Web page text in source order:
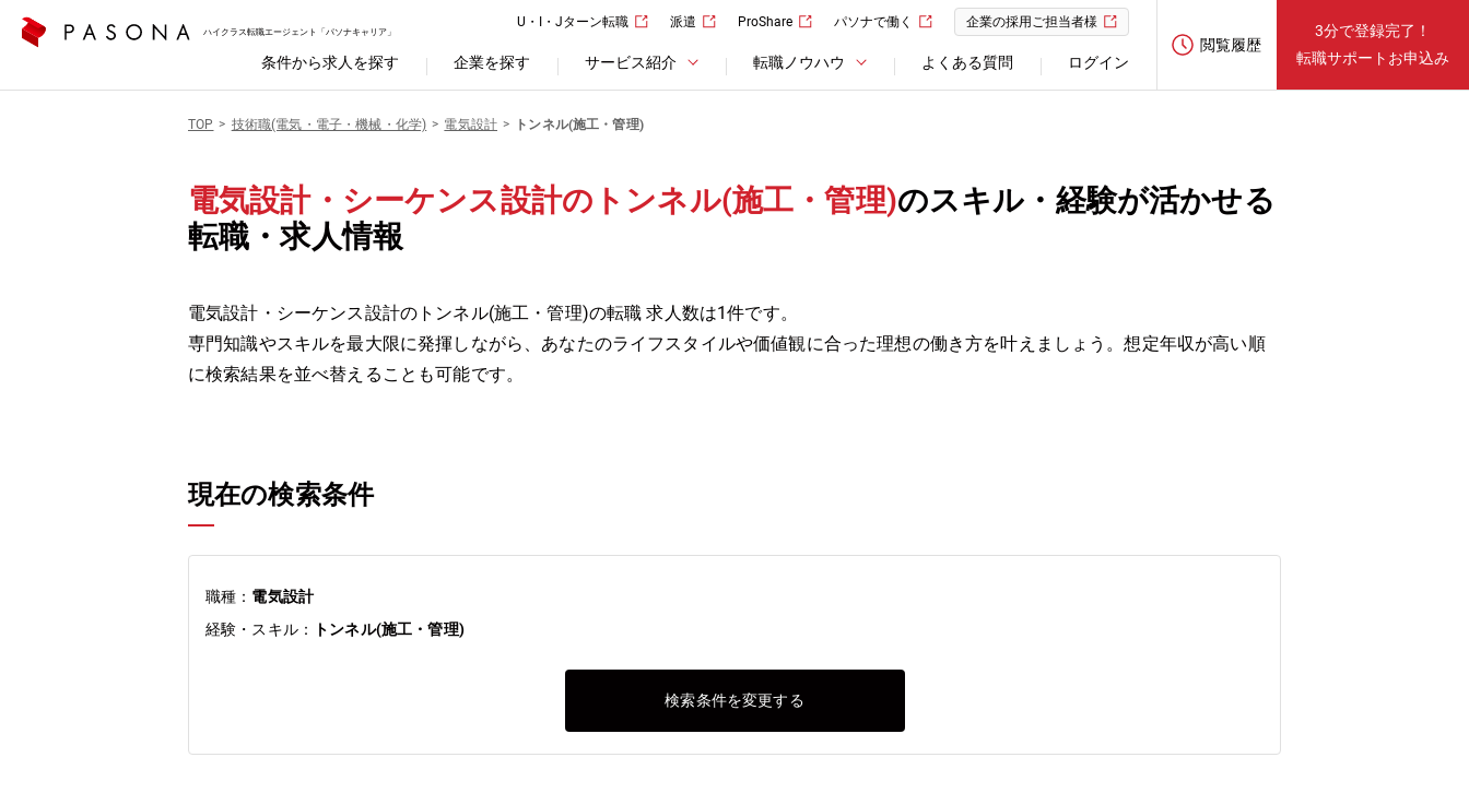
ハイクラス転職エージェント「パソナキャリア」
U・I・Jターン転職 派遣 ProShare パソナで働く 企業の採用ご担当者様
条件から求人を探す 企業を探す サービス紹介 転職ノウハウ よくある質問 ログイン
閲覧履歴
3分で登録完了！
転職サポートお申込み
TOP 技術職(電気・電子・機械・化学) 電気設計 トンネル(施工・管理)
電気設計・シーケンス設計のトンネル(施工・管理)のスキル・経験が活かせる
転職・求人情報
電気設計・シーケンス設計のトンネル(施工・管理)の転職 求人数は1件です。
専門知識やスキルを最大限に発揮しながら、あなたのライフスタイルや価値観に合った理想の働き方を叶えましょう。想定年収が高い順
に検索結果を並べ替えることも可能です。
現在の検索条件
職種： 電気設計
経験・スキル：
トンネル(施工・管理)
検索条件を変更する